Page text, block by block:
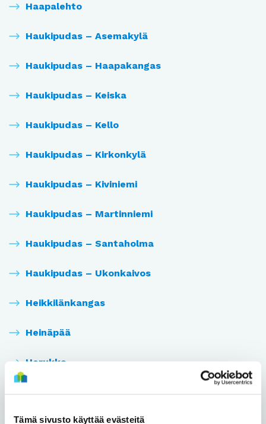
Tämä sivusto käyttää evästeitä
Haapalehto
Haukipudas – Asemakylä
Haukipudas – Haapakangas
Haukipudas – Keiska
Haukipudas – Kello
Haukipudas – Kirkonkylä
Haukipudas – Kiviniemi
Haukipudas – Martinniemi
Haukipudas – Santaholma
Haukipudas – Ukonkaivos
Heikkilänkangas
Heinäpää
Herukka
Hiukkavaara